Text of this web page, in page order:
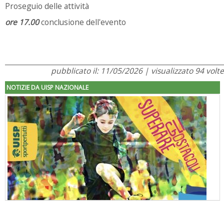
Proseguio delle attività
ore 17.00conclusione dell'evento
pubblicato il: 11/05/2026 | visualizzato 94 volte
NOTIZIE DA UISP NAZIONALE